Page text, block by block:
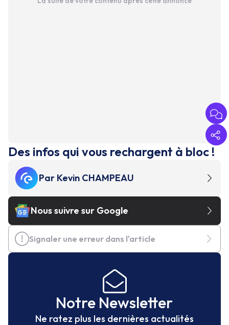
Des infos qui vous rechargent à bloc !
Par Kevin CHAMPEAU
Nous suivre sur Google
Signaler une erreur dans l'article
Notre Newsletter
Ne ratez plus les dernières actualités